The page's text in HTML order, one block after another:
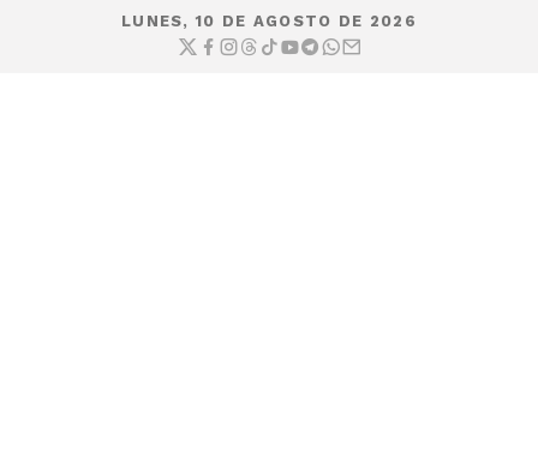
LUNES, 10 DE AGOSTO DE 2026